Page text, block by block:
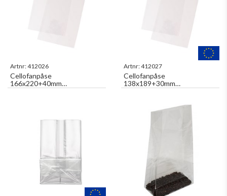
Artnr:412026
Cellofanpåse
166x220+40mm
Tejpförslutning 100st/fp
Artnr:412027
Cellofanpåse
138x189+30mm
Tejpförslutning 100st/fp